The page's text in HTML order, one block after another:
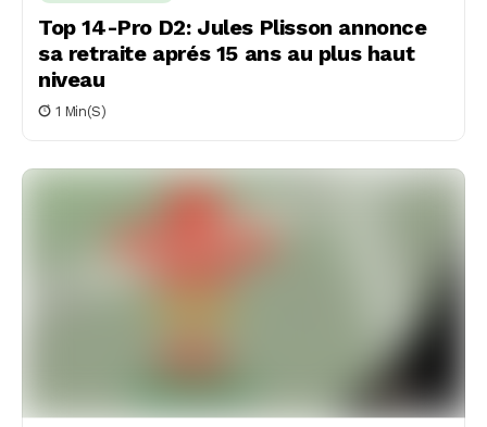
Top 14-Pro D2: Jules Plisson annonce
sa retraite aprés 15 ans au plus haut
niveau
1 Min(s)